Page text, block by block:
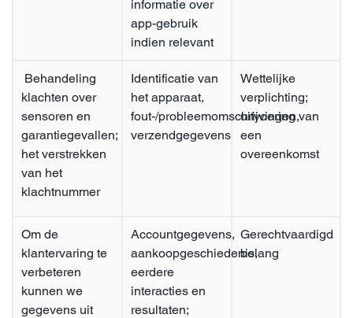
informatie over
app-gebruik
indien relevant
Behandeling
klachten over
sensoren en
garantiegevallen;
het verstrekken
van het
klachtnummer
Identificatie van
het apparaat,
fout-/probleemomschrijvingen,
verzendgegevens
Wettelijke
verplichting;
uitvoering van
een
overeenkomst
Om de
klantervaring te
verbeteren
kunnen we
gegevens uit
Accountgegevens,
aankoopgeschiedenis,
eerdere
interacties en
resultaten;
Gerechtvaardigd
belang